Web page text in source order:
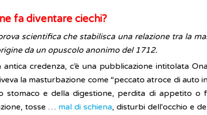
fa diventare ciechi?
scientifica che stabilisca una relazione tra la
da un opuscolo anonimo del 1712.
antica credenza, c’è una pubblicazione intitolata
la masturbazione come “peccato atroce di auto
stomaco e della digestione, perdita di appetito o
tosse … mal di schiena, disturbi dell'occhio e